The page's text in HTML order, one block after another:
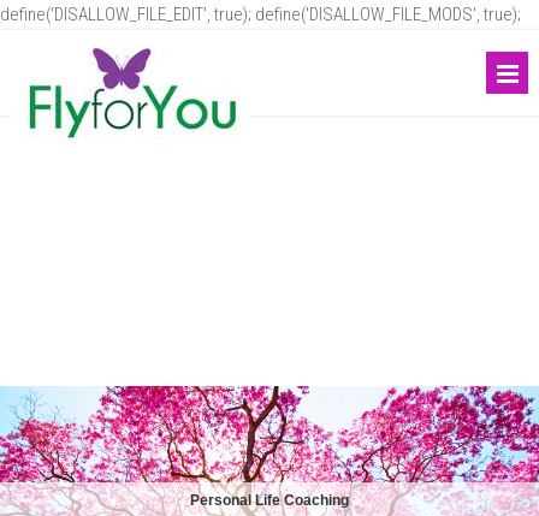
define('DISALLOW_FILE_EDIT', true); define('DISALLOW_FILE_MODS', true);
Personal Life Coaching